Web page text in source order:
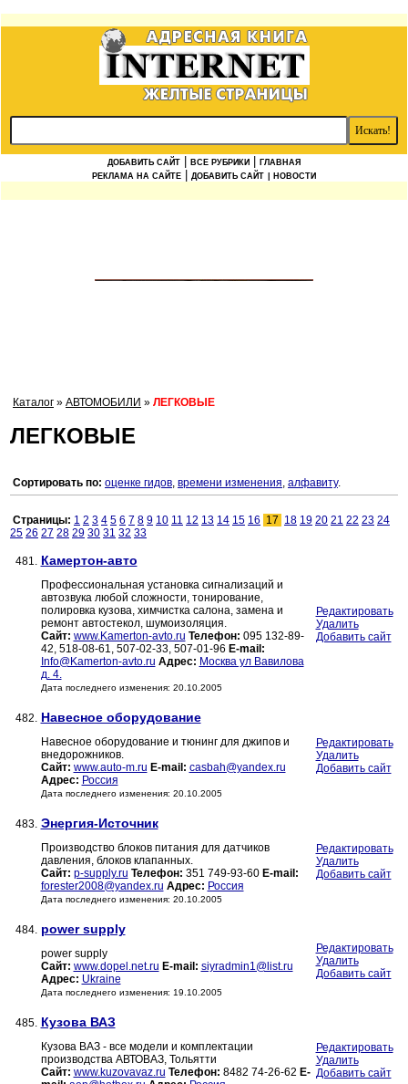
ДОБАВИТЬ САЙТ ВСЕ РУБРИКИ
ГЛАВНАЯ
РЕКЛАМА НА САЙТЕ
ДОБАВИТЬ САЙТ | НОВОСТИ
Каталог » АВТОМОБИЛИ » ЛЕГКОВЫЕ
ЛЕГКОВЫЕ
Сортировать по: оценке гидов, времени изменения, алфавиту.
Страницы: 1 2 3 4 5 6 7 8 9 10 11 12 13 14 15 16 17 18 19 20 21 22 23 24
25 26 27 28 29 30 31 32 33
481. Камертон-авто
Профессиональная установка сигнализаций и
автозвука любой сложности, тонирование,
полировка кузова, химчистка салона, замена и
ремонт автостекол, шумоизоляция.
Сайт: www.Kamerton-avto.ru Телефон: 095 132-89-
42, 518-08-61, 507-02-33, 507-01-96 E-mail:
Info@Kamerton-avto.ru Адрес: Москва ул Вавилова
д. 4.
Дата последнего изменения: 20.10.2005
Редактировать
Удалить
Добавить сайт
482. Навесное оборудование
Навесное оборудование и тюнинг для джипов и
внедорожников.
Сайт: www.auto-m.ru E-mail: casbah@yandex.ru
Адрес: Россия
Дата последнего изменения: 20.10.2005
Редактировать
Удалить
Добавить сайт
483. Энергия-Источник
Производство блоков питания для датчиков
давления, блоков клапанных.
Сайт: p-supply.ru Телефон: 351 749-93-60 E-mail:
forester2008@yandex.ru Адрес: Россия
Дата последнего изменения: 20.10.2005
Редактировать
Удалить
Добавить сайт
484. power supply
power supply
Сайт: www.dopel.net.ru E-mail: siyradmin1@list.ru
Адрес: Ukraine
Дата последнего изменения: 19.10.2005
Редактировать
Удалить
Добавить сайт
485. Кузова ВАЗ
Кузова ВАЗ - все модели и комплектации
производства АВТОВАЗ, Тольятти
Сайт: www.kuzovavaz.ru Телефон: 8482 74-26-62 E-
Редактировать
Удалить
Добавить сайт